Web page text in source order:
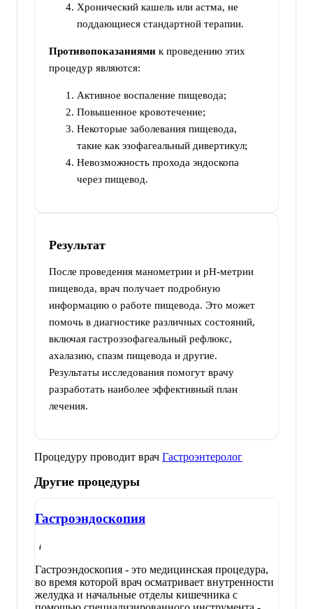
Хронический кашель или астма, не
поддающиеся стандартной терапии.
Противопоказаниями к проведению этих
процедур являются:
Активное воспаление пищевода;
Повышенное кровотечение;
Некоторые заболевания пищевода,
такие как эзофагеальный дивертикул;
Невозможность прохода эндоскопа
через пищевод.
Результат
После проведения манометрии и pH-метрии
пищевода, врач получает подробную
информацию о работе пищевода. Это может
помочь в диагностике различных состояний,
включая гастроэзофагеальный рефлюкс,
ахалазию, спазм пищевода и другие.
Результаты исследования помогут врачу
разработать наиболее эффективный план
лечения.
Процедуру проводит врач Гастроэнтеролог
Другие процедуры
Гастроэндоскопия
Гастроэндоскопия - это медицинская процедура,
во время которой врач осматривает внутренности
желудка и начальные отделы кишечника с